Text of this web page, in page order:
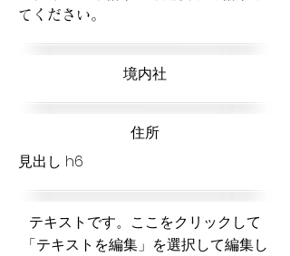
てください。
​境内社
​住所
見出し h6
テキストです。ここをクリックして
「テキストを編集」を選択して編集し